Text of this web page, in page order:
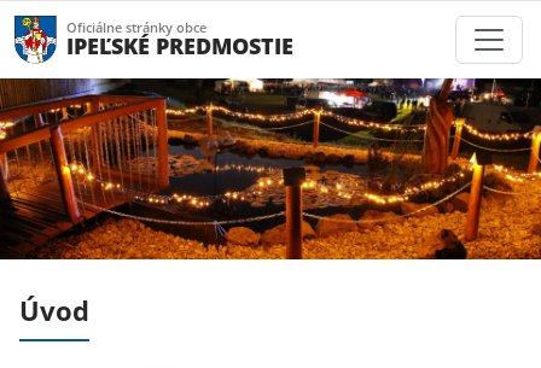
Oficiálne stránky obce
IPEĽSKÉ PREDMOSTIE
Úvod